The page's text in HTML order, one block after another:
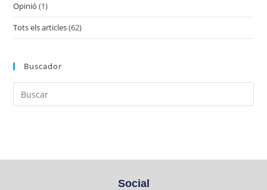
Opinió (1)
Tots els articles(62)
Buscador
Social